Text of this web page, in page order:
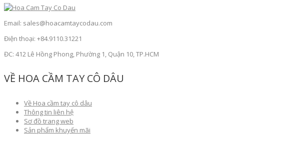
Email: sales@hoacamtaycodau.com
Điện thoại: +84.9110.31221
ĐC: 412 Lê Hồng Phong, Phường 1, Quận 10, TP.HCM
VỀ HOA CẦM TAY CÔ DÂU
Về Hoa cầm tay cô dâu
Thông tin liên hệ
Sơ đồ trang web
Sản phẩm khuyến mãi